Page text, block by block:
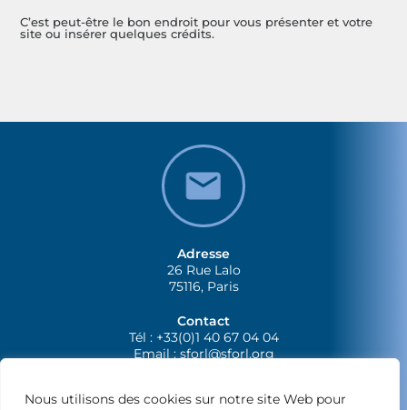
Nous utilisons des cookies sur notre site Web pour
C’est peut-être le bon endroit pour vous présenter et votre
site ou insérer quelques crédits.
Adresse
26 Rue Lalo
75116, Paris
Contact
Tél : +33(0)1 40 67 04 04
Email :sforl@sforl.org